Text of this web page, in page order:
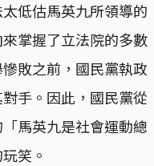
低估馬英九所領導的
掌握了立法院的多數
敗之前，國民黨執政
手。因此，國民黨從
馬英九是社會運動總
笑。